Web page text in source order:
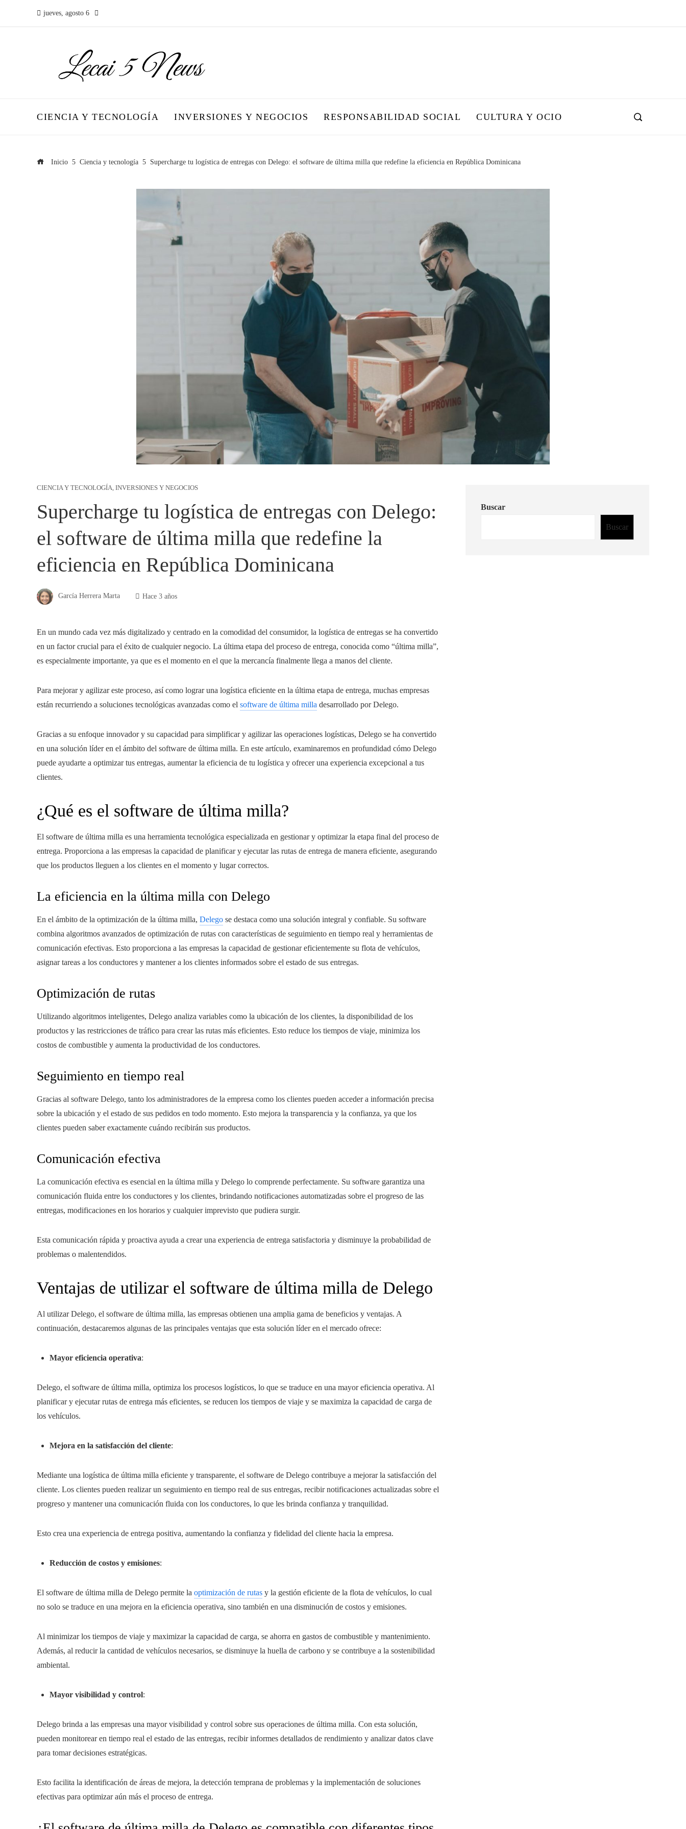
jueves, agosto 6
CIENCIA Y TECNOLOGÍA INVERSIONES Y NEGOCIOS RESPONSABILIDAD SOCIAL CULTURA Y OCIO
Inicio Ciencia y tecnología Supercharge tu logística de entregas con Delego: el software de última milla que redefine la eficiencia en República Dominicana
CIENCIA Y TECNOLOGÍA, INVERSIONES Y NEGOCIOS
Supercharge tu logística de entregas con Delego:
el software de última milla que redefine la
eficiencia en República Dominicana
García Herrera Marta Hace 3 años
En un mundo cada vez más digitalizado y centrado en la comodidad del consumidor, la logística de entregas se ha convertido
en un factor crucial para el éxito de cualquier negocio. La última etapa del proceso de entrega, conocida como “última milla”,
es especialmente importante, ya que es el momento en el que la mercancía finalmente llega a manos del cliente.
Para mejorar y agilizar este proceso, así como lograr una logística eficiente en la última etapa de entrega, muchas empresas
están recurriendo a soluciones tecnológicas avanzadas como el software de última milla desarrollado por Delego.
Gracias a su enfoque innovador y su capacidad para simplificar y agilizar las operaciones logísticas, Delego se ha convertido
en una solución líder en el ámbito del software de última milla. En este artículo, examinaremos en profundidad cómo Delego
puede ayudarte a optimizar tus entregas, aumentar la eficiencia de tu logística y ofrecer una experiencia excepcional a tus
clientes.
¿Qué es el software de última milla?
El software de última milla es una herramienta tecnológica especializada en gestionar y optimizar la etapa final del proceso de
entrega. Proporciona a las empresas la capacidad de planificar y ejecutar las rutas de entrega de manera eficiente, asegurando
que los productos lleguen a los clientes en el momento y lugar correctos.
La eficiencia en la última milla con Delego
En el ámbito de la optimización de la última milla, Delego se destaca como una solución integral y confiable. Su software
combina algoritmos avanzados de optimización de rutas con características de seguimiento en tiempo real y herramientas de
comunicación efectivas. Esto proporciona a las empresas la capacidad de gestionar eficientemente su flota de vehículos,
asignar tareas a los conductores y mantener a los clientes informados sobre el estado de sus entregas.
Optimización de rutas
Utilizando algoritmos inteligentes, Delego analiza variables como la ubicación de los clientes, la disponibilidad de los
productos y las restricciones de tráfico para crear las rutas más eficientes. Esto reduce los tiempos de viaje, minimiza los
costos de combustible y aumenta la productividad de los conductores.
Seguimiento en tiempo real
Gracias al software Delego, tanto los administradores de la empresa como los clientes pueden acceder a información precisa
sobre la ubicación y el estado de sus pedidos en todo momento. Esto mejora la transparencia y la confianza, ya que los
clientes pueden saber exactamente cuándo recibirán sus productos.
Comunicación efectiva
La comunicación efectiva es esencial en la última milla y Delego lo comprende perfectamente. Su software garantiza una
comunicación fluida entre los conductores y los clientes, brindando notificaciones automatizadas sobre el progreso de las
entregas, modificaciones en los horarios y cualquier imprevisto que pudiera surgir.
Esta comunicación rápida y proactiva ayuda a crear una experiencia de entrega satisfactoria y disminuye la probabilidad de
problemas o malentendidos.
Ventajas de utilizar el software de última milla de Delego
Al utilizar Delego, el software de última milla, las empresas obtienen una amplia gama de beneficios y ventajas. A
continuación, destacaremos algunas de las principales ventajas que esta solución líder en el mercado ofrece:
Mayor eficiencia operativa:
Delego, el software de última milla, optimiza los procesos logísticos, lo que se traduce en una mayor eficiencia operativa. Al
planificar y ejecutar rutas de entrega más eficientes, se reducen los tiempos de viaje y se maximiza la capacidad de carga de
los vehículos.
Mejora en la satisfacción del cliente:
Mediante una logística de última milla eficiente y transparente, el software de Delego contribuye a mejorar la satisfacción del
cliente. Los clientes pueden realizar un seguimiento en tiempo real de sus entregas, recibir notificaciones actualizadas sobre el
progreso y mantener una comunicación fluida con los conductores, lo que les brinda confianza y tranquilidad.
Esto crea una experiencia de entrega positiva, aumentando la confianza y fidelidad del cliente hacia la empresa.
Reducción de costos y emisiones:
El software de última milla de Delego permite la optimización de rutas y la gestión eficiente de la flota de vehículos, lo cual
no solo se traduce en una mejora en la eficiencia operativa, sino también en una disminución de costos y emisiones.
Al minimizar los tiempos de viaje y maximizar la capacidad de carga, se ahorra en gastos de combustible y mantenimiento.
Además, al reducir la cantidad de vehículos necesarios, se disminuye la huella de carbono y se contribuye a la sostenibilidad
ambiental.
Mayor visibilidad y control:
Delego brinda a las empresas una mayor visibilidad y control sobre sus operaciones de última milla. Con esta solución,
pueden monitorear en tiempo real el estado de las entregas, recibir informes detallados de rendimiento y analizar datos clave
para tomar decisiones estratégicas.
Esto facilita la identificación de áreas de mejora, la detección temprana de problemas y la implementación de soluciones
efectivas para optimizar aún más el proceso de entrega.
Buscar
Buscar